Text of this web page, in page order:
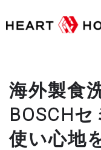
海外製食
BOSCH
使い心地